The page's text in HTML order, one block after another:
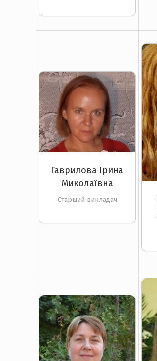
Гаврилова Ірина
Миколаївна
Старший викладач